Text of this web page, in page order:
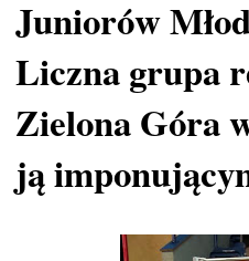
Juniorów
Liczna grupa
Zielona Góra
ją